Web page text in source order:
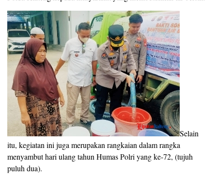
Selain
itu, kegiatan ini juga merupakan rangkaian dalam rangka
menyambut hari ulang tahun Humas Polri yang ke-72, (tujuh
puluh dua).